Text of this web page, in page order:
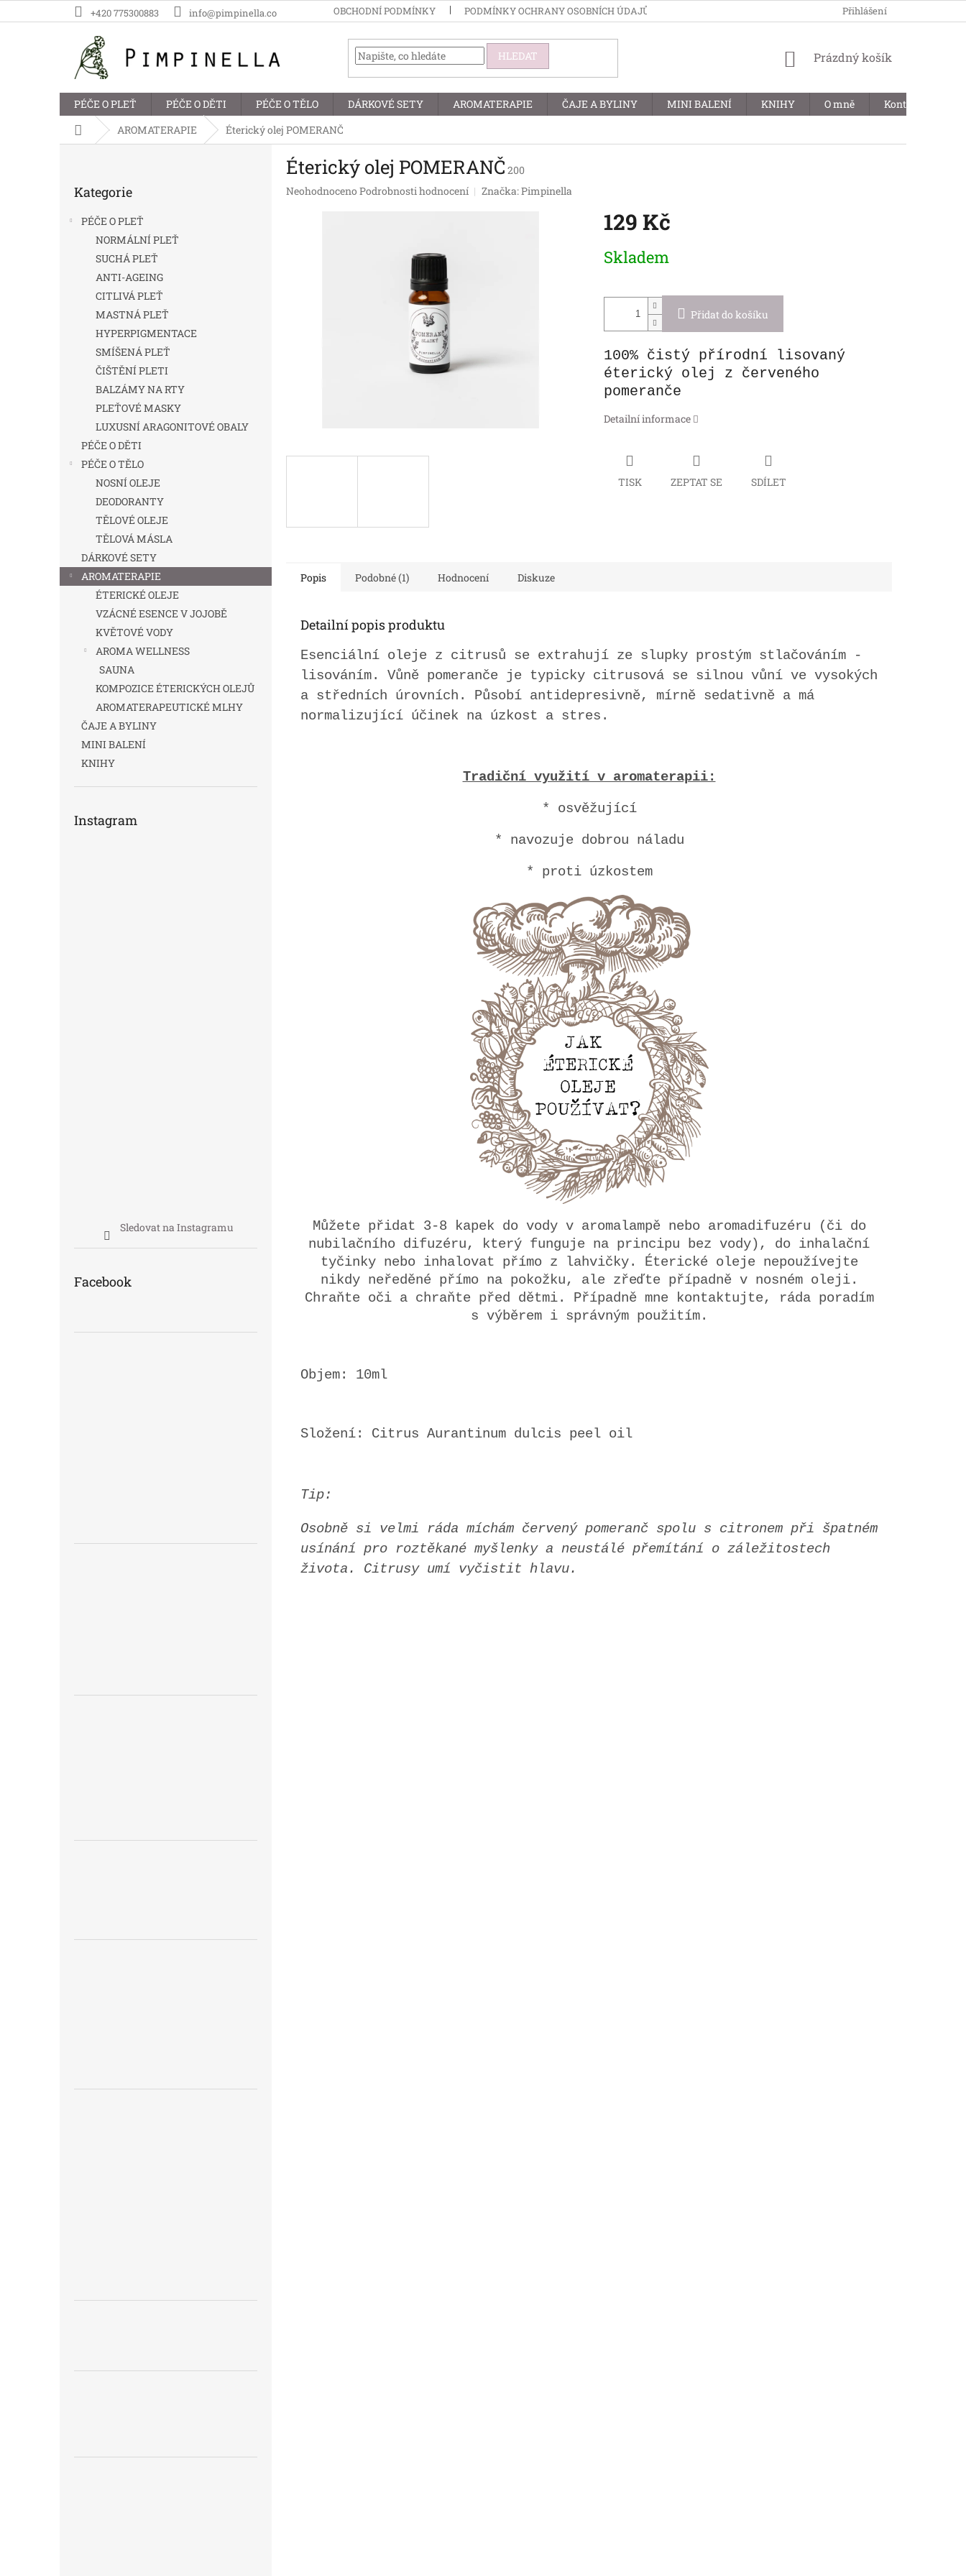
na
+420 775300883 info@pimpinella.co OBCHODNÍ PODMÍNKY PODMÍNKY OCHRANY OSOBNÍCH ÚDAJŮ Přihlášení
HLEDAT
NÁKUPNÍ
Prázdný košík
PÉČE O PLEŤ PÉČE O DĚTI PÉČE O TĚLO DÁRKOVÉ SETY AROMATERAPIE ČAJE A BYLINY MINI BALENÍ KNIHY O mně Kontakty
Domů AROMATERAPIE Éterický olej POMERANČ
kategorie
Kategorie
PÉČE O PLEŤ
NORMÁLNÍ PLEŤ
SUCHÁ PLEŤ
ANTI-AGEING
CITLIVÁ PLEŤ
MASTNÁ PLEŤ
HYPERPIGMENTACE
SMÍŠENÁ PLEŤ
ČIŠTĚNÍ PLETI
BALZÁMY NA RTY
PLEŤOVÉ MASKY
LUXUSNÍ ARAGONITOVÉ OBALY
PÉČE O DĚTI
PÉČE O TĚLO
NOSNÍ OLEJE
DEODORANTY
TĚLOVÉ OLEJE
TĚLOVÁ MÁSLA
DÁRKOVÉ SETY
AROMATERAPIE
ÉTERICKÉ OLEJE
VZÁCNÉ ESENCE V JOJOBĚ
KVĚTOVÉ VODY
AROMA WELLNESS
SAUNA
KOMPOZICE ÉTERICKÝCH OLEJŮ
AROMATERAPEUTICKÉ MLHY
ČAJE A BYLINY
MINI BALENÍ
KNIHY
Instagram
Sledovat na Instagramu
Facebook
Éterický olej POMERANČ 200
Průměrné
Neohodnoceno Podrobnosti hodnocení Značka:Pimpinella
129 Kč
cena:
Skladem
Přidat do košíku
100% čistý přírodní lisovaný
éterický olej z červeného
pomeranče
Detailní informace
TISK ZEPTAT SE SDÍLET
Popis Podobné (1) Hodnocení Diskuze
Detailní popis produktu
Esenciální oleje z citrusů se extrahují ze slupky prostým stlačováním -
lisováním. Vůně pomeranče je typicky citrusová se silnou vůní ve vysokých
a středních úrovních. Působí antidepresivně, mírně sedativně a má
normalizující účinek na úzkost a stres.
Tradiční využití v aromaterapii:
* osvěžující
* navozuje dobrou náladu
* proti úzkostem
Můžete přidat 3-8 kapek do vody v aromalampě nebo aromadifuzéru (či do
nubilačního difuzéru, který funguje na principu bez vody), do inhalační
tyčinky nebo inhalovat přímo z lahvičky. Éterické oleje nepoužívejte
nikdy neředěné přímo na pokožku, ale zřeďte případně v nosném oleji.
Chraňte oči a chraňte před dětmi. Případně mne kontaktujte, ráda poradím
s výběrem i správným použitím.
Objem: 10ml
Složení: Citrus Aurantinum dulcis peel oil
Tip:
Osobně si velmi ráda míchám červený pomeranč spolu s citronem při špatném
usínání pro roztěkané myšlenky a neustálé přemítání o záležitostech
života. Citrusy umí vyčistit hlavu.